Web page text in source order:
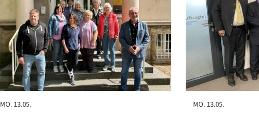
MO. 13.05. MO. 13.05.